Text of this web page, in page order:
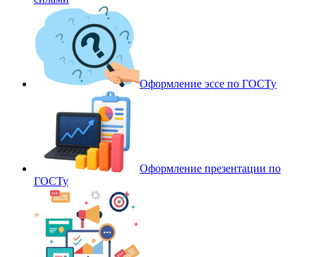
Оформление эссе по ГОСТу
Оформление презентации по
ГОСТу